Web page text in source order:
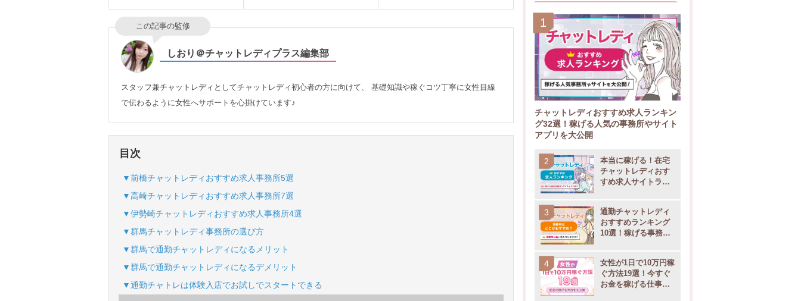
この記事の監修
しおり＠チャットレディプラス編集部
スタッフ兼チャットレディとしてチャットレディ初心者の方に向けて、 基礎知識や稼ぐコツ丁寧に女性目線
で伝わるように女性へサポートを心掛けています♪
目次
▼前橋チャットレディおすすめ求人事務所5選
▼高崎チャットレディおすすめ求人事務所7選
▼伊勢崎チャットレディおすすめ求人事務所4選
▼群馬チャットレディ事務所の選び方
▼群馬で通勤チャットレディになるメリット
▼群馬で通勤チャットレディになるデメリット
▼通勤チャトレは体験入店でお試しでスタートできる
チャットレディおすすめ求人ランキン
グ32選！稼げる人気の事務所やサイト
アプリを大公開
本当に稼げる！在宅
チャットレディおす
すめ求人サイトラン
通勤チャットレディ
おすすめランキング
10選！稼げる事務所
女性が1日で10万円稼
ぐ方法19選！今すぐ
お金を稼げる仕事を